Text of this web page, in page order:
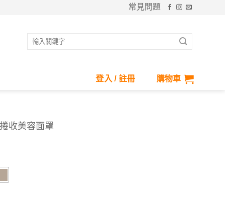
常見問題
搜
登入 / 註冊 購物車
收美容面罩